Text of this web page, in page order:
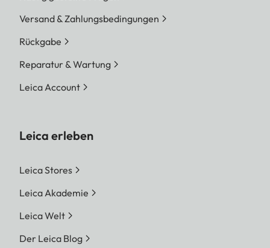
Versand & Zahlungsbedingungen
Rückgabe
Reparatur & Wartung
Leica Account
Leica erleben
Leica Stores
Leica Akademie
Leica Welt
Der Leica Blog